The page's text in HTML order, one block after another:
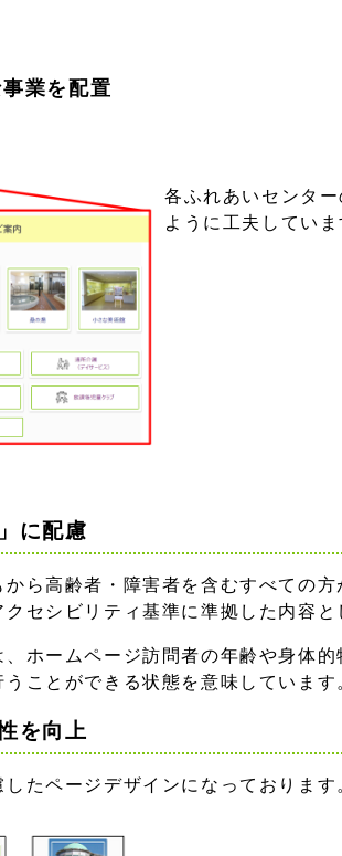
業を配置
各ふれあいセンタ
ように工夫していま
に配慮
ら高齢者・障害者を含むすべての
セシビリティ基準に準拠した内容と
、ホームページ訪問者の年齢や身体
ことができる状態を意味しています
を向上
たページデザインになっております